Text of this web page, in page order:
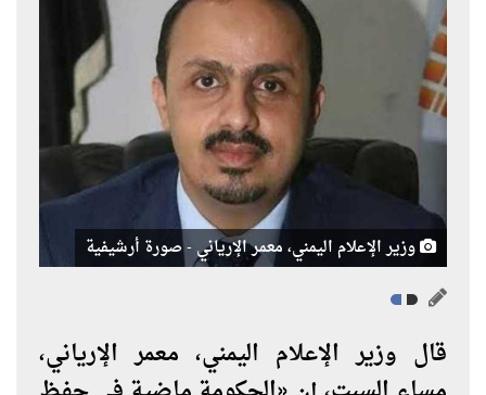
وزير الإعلام اليمني، معمر الإرياني - صورة أرشيفية
قال وزير الإعلام اليمني، معمر الإرياني،